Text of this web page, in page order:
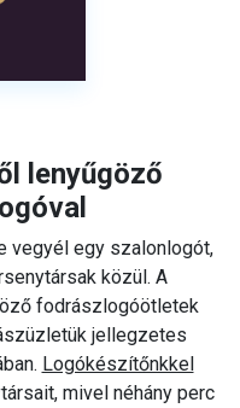
lenyűgöző
vegyél egy szalonlogót,
közül. A
fodrászlogóötletek
jellegzetes
Logókészítőnkkel
mivel néhány perc